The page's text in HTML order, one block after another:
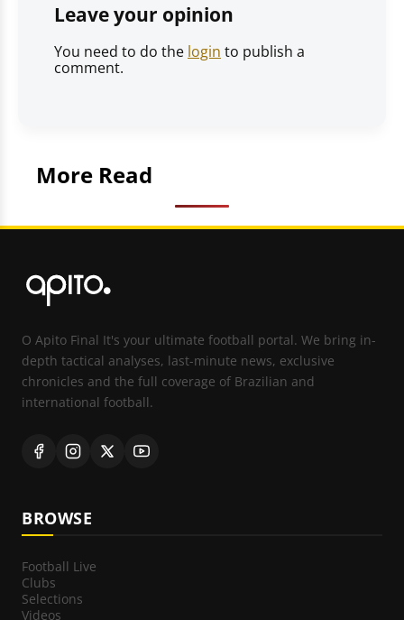
Leave your opinion
You need to do the login to publish a
comment.
More Read
O Apito Final It's your ultimate football portal. We bring in-
depth tactical analyses, last-minute news, exclusive
chronicles and the full coverage of Brazilian and
international football.
BROWSE
Football Live
Clubs
Selections
Videos